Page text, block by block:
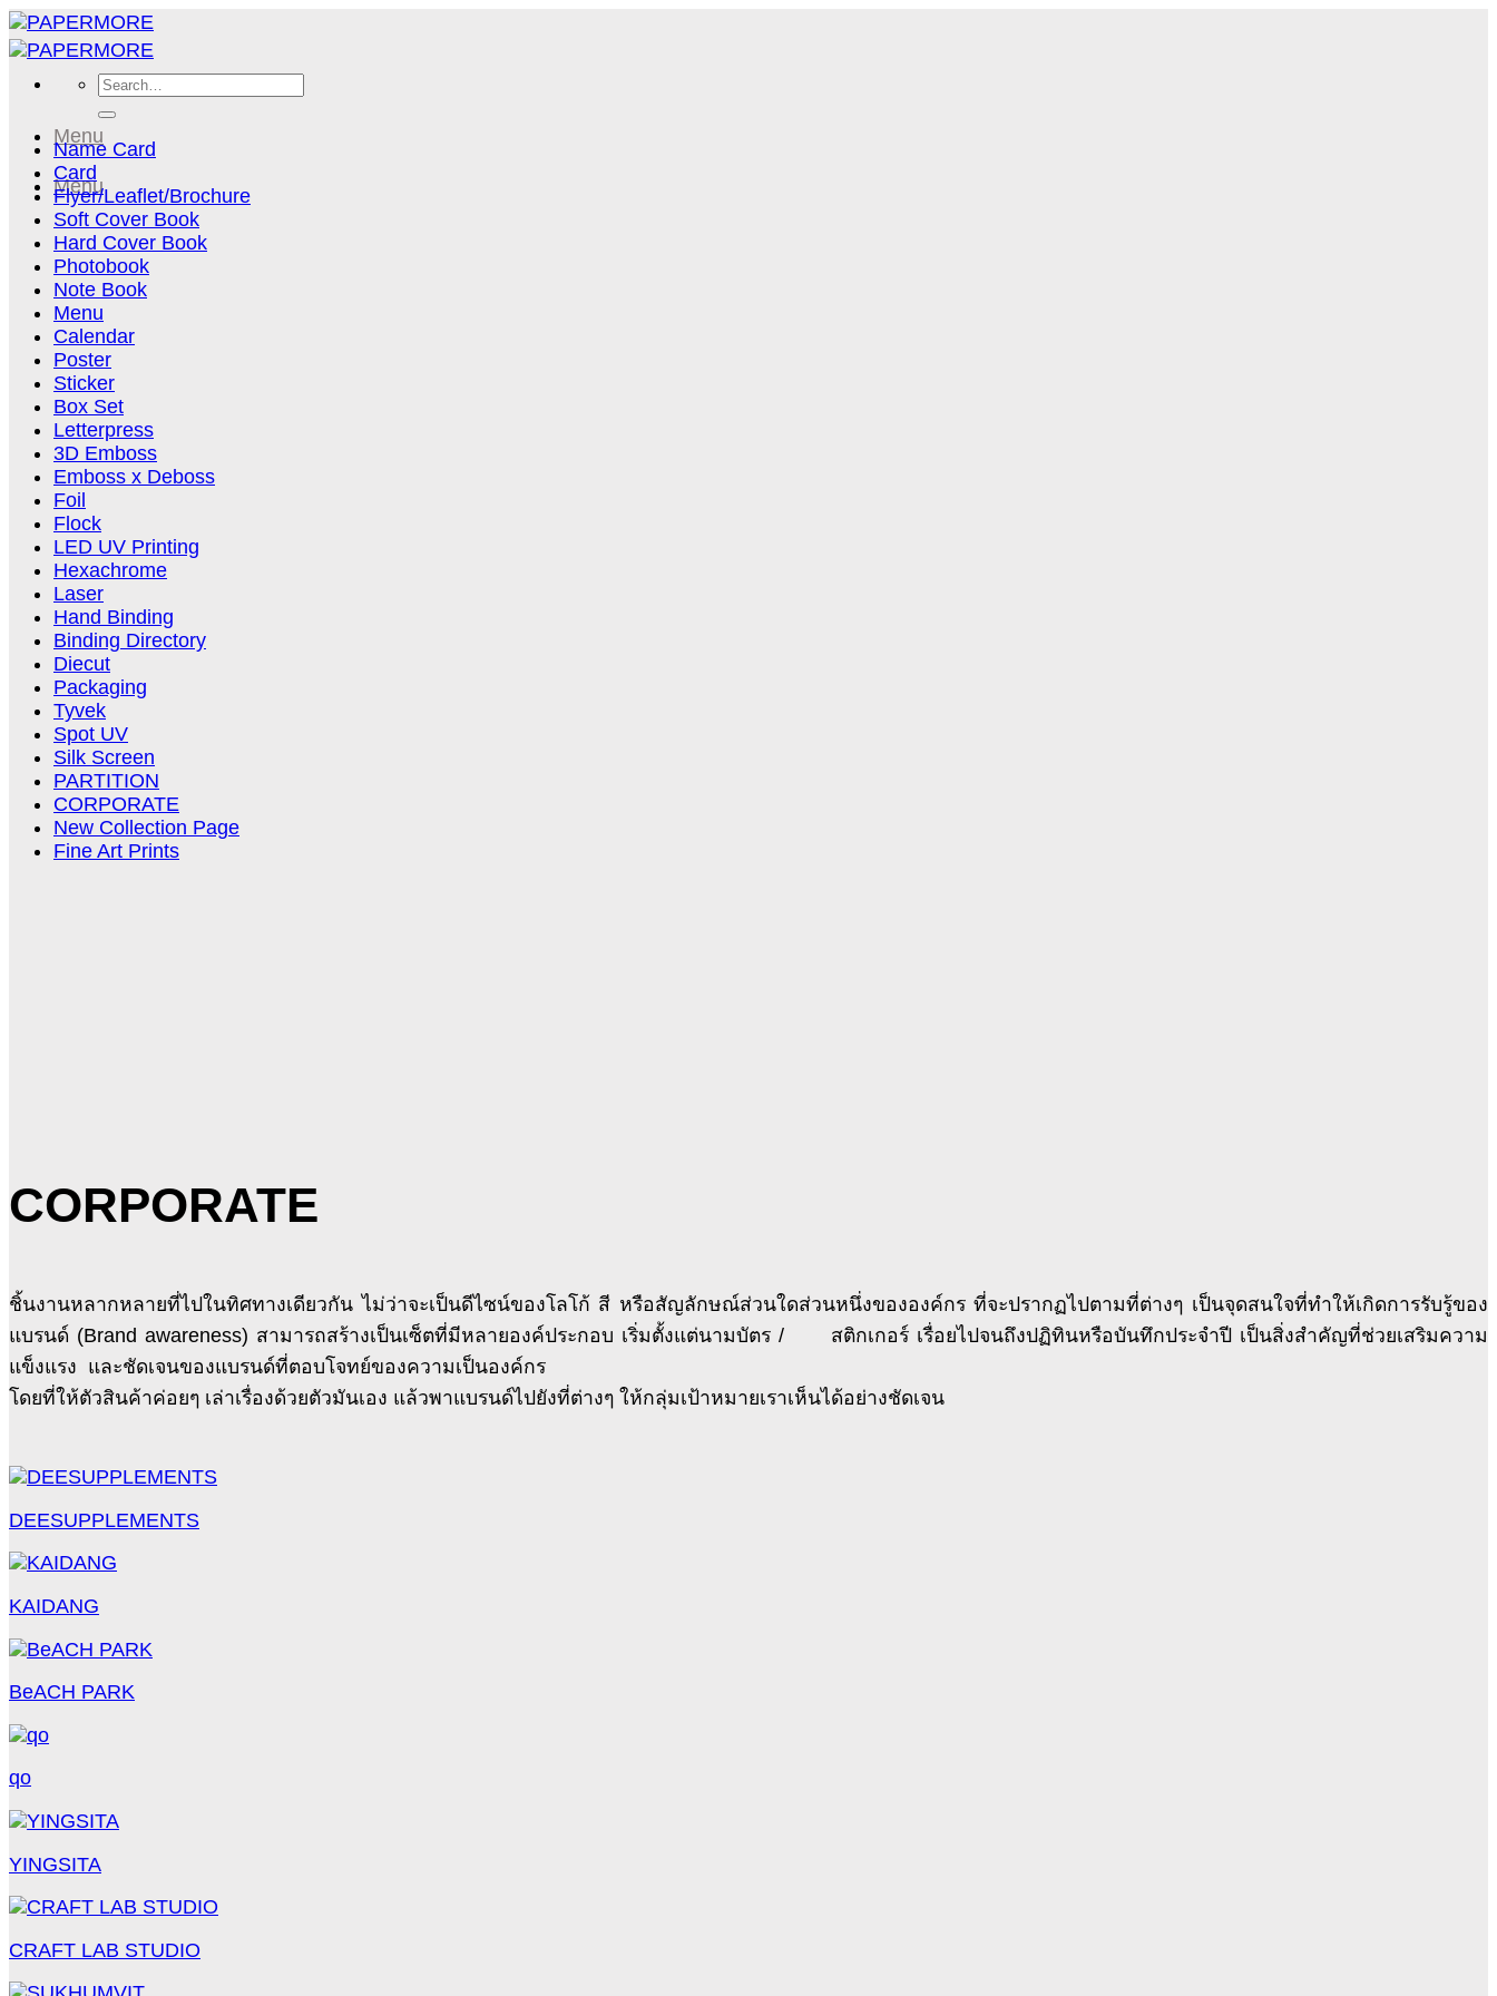
Skip
to
content
Search
Menu
Menu
Name Card
Card
Flyer/Leaflet/Brochure
Soft Cover Book
Hard Cover Book
Photobook
Note Book
Menu
Calendar
Poster
Sticker
Box Set
Letterpress
3D Emboss
Emboss x Deboss
Foil
Flock
LED UV Printing
Hexachrome
Laser
Hand Binding
Binding Directory
Diecut
Packaging
Tyvek
Spot UV
Silk Screen
PARTITION
CORPORATE
New Collection Page
Fine Art Prints
CORPORATE
ชิ้นงานหลากหลายที่ไปในทิศทางเดียวกัน ไม่ว่าจะเป็นดีไซน์ของโลโก้ สี หรือสัญลักษณ์ส่วนใดส่วนหนึ่งขององค์กร ที่จะปรากฏไปตามที่ต่างๆ เป็นจุดสนใจที่ทำให้เกิดการรับรู้ของ
แบรนด์ (Brand awareness) สามารถสร้างเป็นเซ็ตที่มีหลายองค์ประกอบ เริ่มตั้งแต่นามบัตร / สติกเกอร์ เรื่อยไปจนถึงปฏิทินหรือบันทึกประจำปี เป็นสิ่งสำคัญที่ช่วยเสริมความ
แข็งแรง และชัดเจนของแบรนด์ที่ตอบโจทย์ของความเป็นองค์กร
โดยที่ให้ตัวสินค้าค่อยๆ เล่าเรื่องด้วยตัวมันเอง แล้วพาแบรนด์ไปยังที่ต่างๆ ให้กลุ่มเป้าหมายเราเห็นได้อย่างชัดเจน
DEESUPPLEMENTS
KAIDANG
BeACH PARK
qo
YINGSITA
CRAFT LAB STUDIO